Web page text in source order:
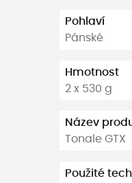
Pohlaví
Pánské
Hmotnost
2 x 530 g
Název
Tonale GTX
Použité